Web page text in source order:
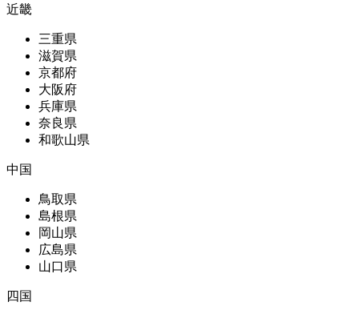
近畿
三重県
滋賀県
京都府
大阪府
兵庫県
奈良県
和歌山県
中国
鳥取県
島根県
岡山県
広島県
山口県
四国